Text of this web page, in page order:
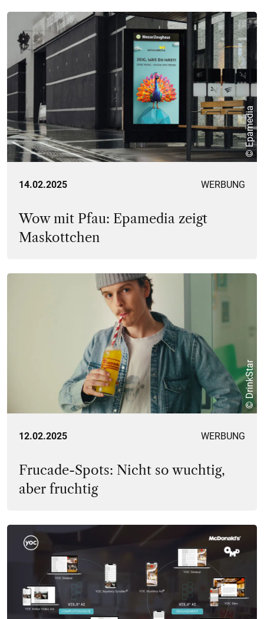
© Epamedia
14.02.2025 WERBUNG
Wow mit Pfau: Epamedia zeigt
Maskottchen
© DrinkStar
12.02.2025 WERBUNG
Frucade-Spots: Nicht so wuchtig,
aber fruchtig